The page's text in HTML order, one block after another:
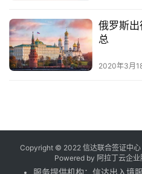
俄罗斯
总
2020年3月
Copyright © 2022 信达联合签证中心
Powered by 阿拉丁云企
服务提供机构： 信达出入境